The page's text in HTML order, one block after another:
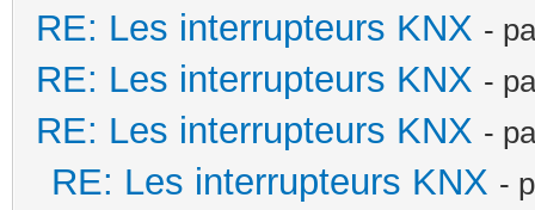
RE: Les interrupteurs KNX -
RE: Les interrupteurs KNX -
RE: Les interrupteurs KNX -
RE: Les interrupteurs KNX -